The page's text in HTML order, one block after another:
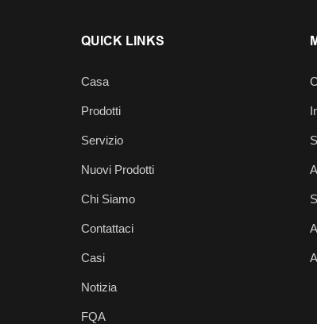
QUICK LINKS
Casa
Prodotti
Servizio
Nuovi Prodotti
Chi Siamo
Contattaci
Casi
Notizia
FQA